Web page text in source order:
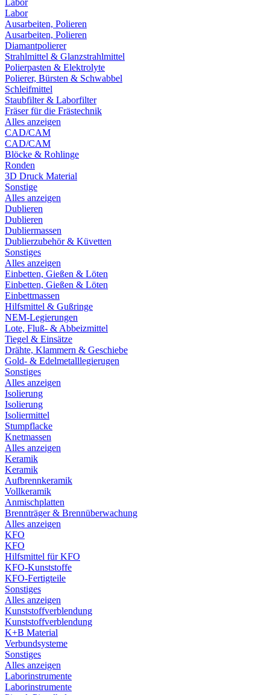
Labor
Labor
Ausarbeiten, Polieren
Ausarbeiten, Polieren
Diamantpolierer
Strahlmittel & Glanzstrahlmittel
Polierpasten & Elektrolyte
Polierer, Bürsten & Schwabbel
Schleifmittel
Staubfilter & Laborfilter
Fräser für die Frästechnik
Alles anzeigen
CAD/CAM
CAD/CAM
Blöcke & Rohlinge
Ronden
3D Druck Material
Sonstige
Alles anzeigen
Dublieren
Dublieren
Dubliermassen
Dublierzubehör & Küvetten
Sonstiges
Alles anzeigen
Einbetten, Gießen & Löten
Einbetten, Gießen & Löten
Einbettmassen
Hilfsmittel & Gußringe
NEM-Legierungen
Lote, Fluß- & Abbeizmittel
Tiegel & Einsätze
Drähte, Klammern & Geschiebe
Gold- & Edelmetalllegierugen
Sonstiges
Alles anzeigen
Isolierung
Isolierung
Isoliermittel
Stumpflacke
Knetmassen
Alles anzeigen
Keramik
Keramik
Aufbrennkeramik
Vollkeramik
Anmischplatten
Brennträger & Brennüberwachung
Alles anzeigen
KFO
KFO
Hilfsmittel für KFO
KFO-Kunststoffe
KFO-Fertigteile
Sonstiges
Alles anzeigen
Kunststoffverblendung
Kunststoffverblendung
K+B Material
Verbundsysteme
Sonstiges
Alles anzeigen
Laborinstrumente
Laborinstrumente